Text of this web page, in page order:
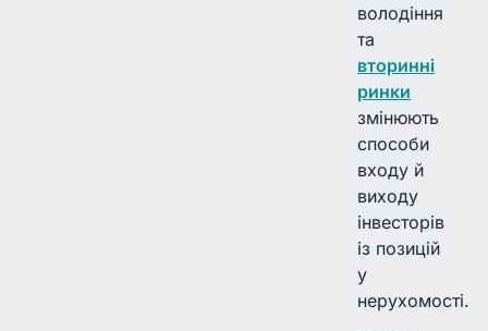
володіння
та
вторинні
ринки
змінюють
способи
входу й
виходу
інвесторів
із позицій
у
нерухомості.